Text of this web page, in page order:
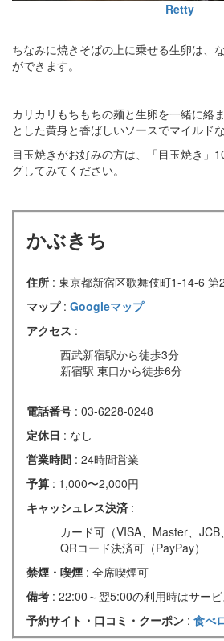
Retty
ちなみに焼きそばの上に乗せる生卵は、
ができます。
カリカリもちもちの麺と生卵を一緒に絡
とした黄身と香ばしいソースでマイルドな
目玉焼きがお好みの方は、「目玉焼き」
グしてみてください。
かぶきち
住所 : 東京都新宿区歌舞伎町1-14-6 第
マップ : Googleマップ
アクセス :
西武新宿駅から徒歩3分
新宿駅 東口から徒歩6分
電話番号 : 03-6228-0248
定休日 : なし
営業時間 : 24時間営業
予算 : 1,000〜2,000円
キャッシュレス決済 :
カード可（VISA、Master、JCB
QRコード決済可（PayPay）
禁煙・喫煙 : 全席喫煙可
備考 : 22:00～翌5:00の利用時はサー
予約サイト・口コミ・クーポン : 食べ